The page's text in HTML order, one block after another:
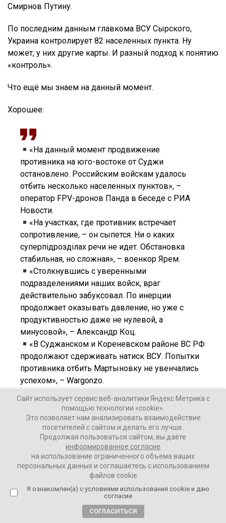
Смирнов Путину.
По последним данным главкома ВСУ Сырского,
Украина контролирует 82 населенных пункта. Ну
может, у них другие карты. И разный подход к понятию
«контроль».
Что ещё мы знаем на данный момент.
Хорошее:
«На данный момент продвижение
противника на юго-востоке от Суджи
остановлено. Российским войскам удалось
отбить несколько населенных пунктов», –
оператор FPV-дронов Панда в беседе с РИА
Новости.
«На участках, где противник встречает
сопротивление, – он сыпется. Ни о каких
суперпiдроздiлах речи не идет. Обстановка
стабильная, но сложная», – военкор Ярем.
«Столкнувшись с уверенными
подразделениями наших войск, враг
действительно забуксовал. По инерции
продолжает оказывать давление, но уже с
продуктивностью даже не нулевой, а
минусовой», – Александр Коц.
«В Суджанском и Кореневском районе ВС РФ
продолжают сдерживать натиск ВСУ. Попытки
противника отбить Мартыновку не увенчались
успехом», – Wargonzo.
«Подразделения ВСУ на Курском
направлении передислоцируются в попытке
начать атаку на новом участке, но российские
силы контролируют ситуацию», – Апти
Алаудинов.
«ВСУ планирующими авиабомбами выносят
мосты через Сейм в Глушковском районе.
Известно об ударах в Глушкове, Званном и
довольно большой территории, граничащей с
Сайт использует сервис веб-аналитики Яндекс Метрика с
помощью технологии «cookie».
Это позволяет нам анализировать взаимодействие
посетителей с сайтом и делать его лучше.
Продолжая пользоваться сайтом, вы даёте
информированное согласие
на использование ограниченного объема ваших
персональных данных и соглашаетесь с использованием
файлов cookie
Я ознакомлен(а) с условиями использования cookie и даю
согласие
СОГЛАСИТЬСЯ